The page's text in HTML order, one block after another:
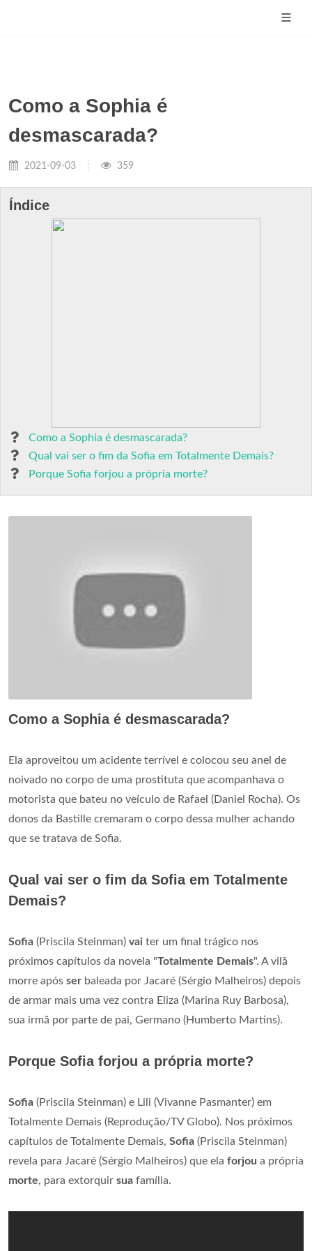
Como a Sophia é
desmascarada?
2021-09-03 359
Índice
Como a Sophia é desmascarada?
Qual vai ser o fim da Sofia em Totalmente Demais?
Porque Sofia forjou a própria morte?
Como a Sophia é desmascarada?
Ela aproveitou um acidente terrível e colocou seu anel de
noivado no corpo de uma prostituta que acompanhava o
motorista que bateu no veículo de Rafael (Daniel Rocha). Os
donos da Bastille cremaram o corpo dessa mulher achando
que se tratava de Sofia.
Qual vai ser o fim da Sofia em Totalmente
Demais?
Sofia (Priscila Steinman) vai ter um final trágico nos
próximos capítulos da novela "Totalmente Demais". A vilã
morre após ser baleada por Jacaré (Sérgio Malheiros) depois
de armar mais uma vez contra Eliza (Marina Ruy Barbosa),
sua irmã por parte de pai, Germano (Humberto Martins).
Porque Sofia forjou a própria morte?
Sofia (Priscila Steinman) e Lili (Vivanne Pasmanter) em
Totalmente Demais (Reprodução/TV Globo). Nos próximos
capítulos de Totalmente Demais, Sofia (Priscila Steinman)
revela para Jacaré (Sérgio Malheiros) que ela forjou a própria
morte, para extorquir sua família.